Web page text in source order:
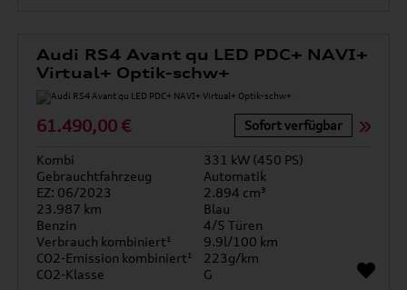
Audi RS4 Avant qu LED PDC+ NAVI+
Virtual+ Optik-schw+
61.490,00 € Sofort verfügbar
Kombi
331 kW (450 PS)
Gebrauchtfahrzeug
Automatik
EZ: 06/2023
2.894 cm³
23.987 km
Blau
Benzin
4/5 Türen
Verbrauch kombiniert¹
9.9l/100 km
CO2-Emission kombiniert¹
223g/km
CO2-Klasse
G